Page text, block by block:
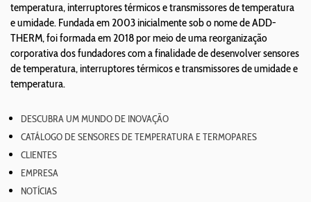
temperatura, interruptores térmicos e transmissores de temperatura
e umidade. Fundada em 2003 inicialmente sob o nome de ADD-
THERM, foi formada em 2018 por meio de uma reorganização
corporativa dos fundadores com a finalidade de desenvolver sensores
de temperatura, interruptores térmicos e transmissores de umidade e
temperatura.
DESCUBRA UM MUNDO DE INOVAÇÃO
CATÁLOGO DE SENSORES DE TEMPERATURA E TERMOPARES
CLIENTES
EMPRESA
NOTÍCIAS